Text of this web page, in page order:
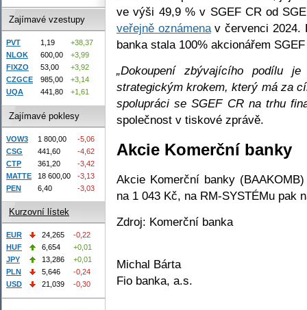
ve výši 49,9 % v SGEF CR od
veřejně oznámenav červenci 2024.
banka stala 100% akcionářem
„Dokoupení zbývajícího podílu
strategickým krokem, který má za
spolupráci se SGEF CR na trhu
společnost v tiskové zprávě.
Akcie Komerční banky
Akcie Komerční banky
na 1 043 Kč, na RM-SYSTÉMu pak
Zdroj: Komerční banka
Michal Bárta
Fio banka, a.s.
Zajímavé vzestupy
PVT 1,19
+38,37
NLOK
600,00
+3,99
FIXZO
53,00
+3,92
CZGCE
985,00
+3,14
UQA
441,80 +1,61
Zajímavé poklesy
VOW3 1 800,00
-5,06
CSG
441,60
-4,62
CTP
361,20
-3,42
MATTE
18 600,00
-3,13
PEN
6,40 -3,03
Kurzovní lístek
EUR 24,265
-0,22
HUF
6,654
+0,01
JPY
13,286
+0,01
PLN
5,646
-0,24
USD
21,039 -0,30